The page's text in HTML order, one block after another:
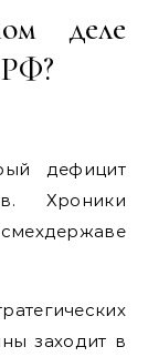
деле
дефицит
Хроники
заходит в